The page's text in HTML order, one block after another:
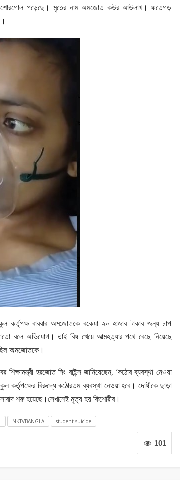
শোরগোল পড়েছে। মৃতের নাম অমজোত কউর আউলাখ। ফতেগড়
কর্তৃপক্ষ বারবার অমজোতকে বকেয়া ২০ হাজার টাকার জন্য চাপ
বলে অভিযোগ। তাই বিষ খেয়ে আত্মহত্যার পথে বেছে নিয়েছে
অমজোতকে।
হরজোত সিং বাইন্স জানিয়েছেন, ‘কঠোর ব্যবস্থা নেওয়া
বিরুদ্ধে কঠোরতম ব্যবস্থা নেওয়া হবে। দোষীকে ছাড়া
শরু হয়েছে।সেখানেই মৃত্য হয় কিশোরীর।
NKTVBANGLA student suicide
101